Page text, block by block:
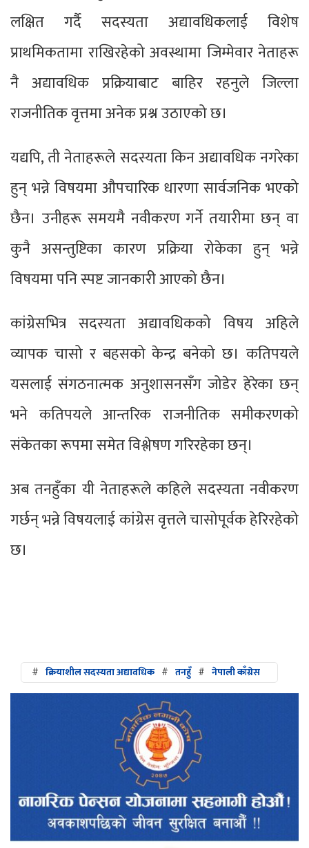
लक्षित गर्दै सदस्यता अद्यावधिकलाई विशेष
प्राथमिकतामा राखिरहेको अवस्थामा जिम्मेवार नेताहरू
नै अद्यावधिक प्रक्रियाबाट बाहिर रहनुले जिल्ला
राजनीतिक वृत्तमा अनेक प्रश्न उठाएको छ।
यद्यपि, ती नेताहरूले सदस्यता किन अद्यावधिक नगरेका
हुन् भन्ने विषयमा औपचारिक धारणा सार्वजनिक भएको
छैन। उनीहरू समयमै नवीकरण गर्ने तयारीमा छन् वा
कुनै असन्तुष्टिका कारण प्रक्रिया रोकेका हुन् भन्ने
विषयमा पनि स्पष्ट जानकारी आएको छैन।
कांग्रेसभित्र सदस्यता अद्यावधिकको विषय अहिले
व्यापक चासो र बहसको केन्द्र बनेको छ। कतिपयले
यसलाई संगठनात्मक अनुशासनसँग जोडेर हेरेका छन्
भने कतिपयले आन्तरिक राजनीतिक समीकरणको
संकेतका रूपमा समेत विश्लेषण गरिरहेका छन्।
अब तनहुँका यी नेताहरूले कहिले सदस्यता नवीकरण
गर्छन् भन्ने विषयलाई कांग्रेस वृत्तले चासोपूर्वक हेरिरहेको
छ।
# क्रियाशील सदस्यता अद्यावधिक # तनहुँ # नेपाली काँग्रेस